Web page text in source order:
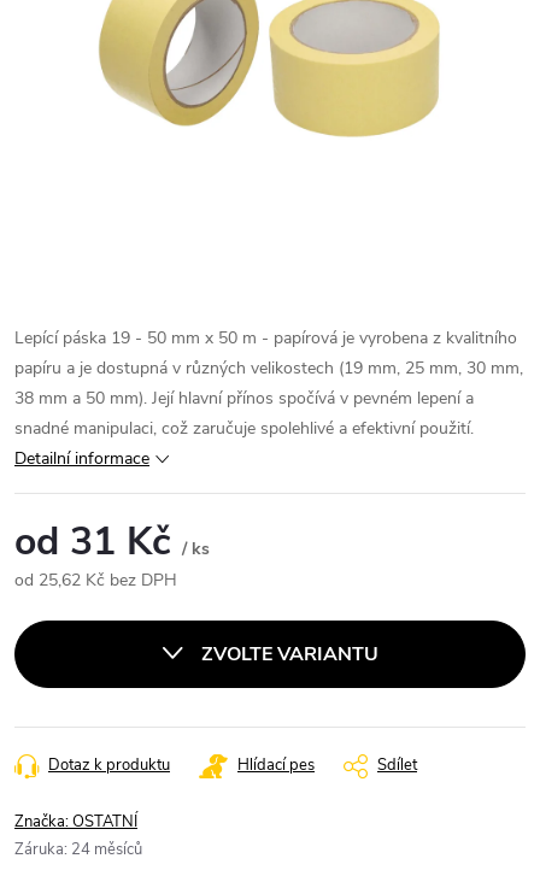
Lepící páska 19 - 50 mm x 50 m - papírová je vyrobena z kvalitního
papíru a je dostupná v různých velikostech (19 mm, 25 mm, 30 mm,
38 mm a 50 mm). Její hlavní přínos spočívá v pevném lepení a
snadné manipulaci, což zaručuje spolehlivé a efektivní použití.
Detailní informace
od 31 Kč / ks
od 25,62 Kč bez DPH
cena:
ZVOLTE VARIANTU
Dotaz k produktu Hlídací pes Sdílet
Značka:OSTATNÍ
Záruka: 24 měsíců